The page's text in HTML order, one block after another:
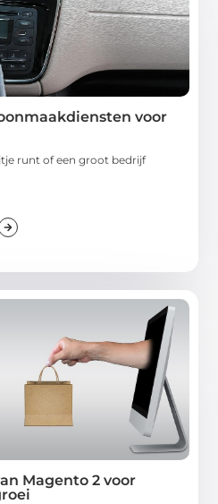
voor
runt of een groot bedrijf
Magento 2 voor